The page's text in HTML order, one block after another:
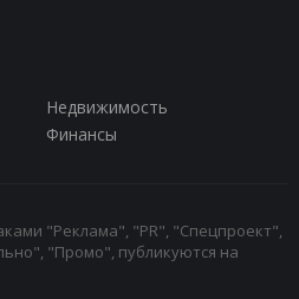
Недвижимость
Финансы
"Реклама", "PR", "Спецпроект",
"Промо", публикуются на